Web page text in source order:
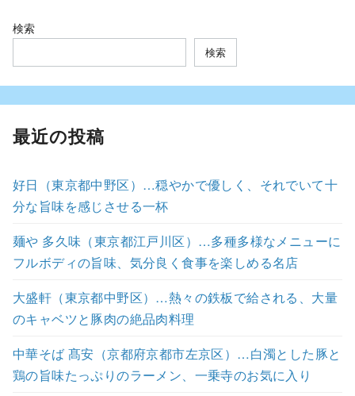
検索
検索
最近の投稿
好日（東京都中野区）…穏やかで優しく、それでいて十
分な旨味を感じさせる一杯
麺や 多久味（東京都江戸川区）…多種多様なメニューに
フルボディの旨味、気分良く食事を楽しめる名店
大盛軒（東京都中野区）…熱々の鉄板で給される、大量
のキャベツと豚肉の絶品肉料理
中華そば 髙安（京都府京都市左京区）…白濁とした豚と
鶏の旨味たっぷりのラーメン、一乗寺のお気に入り